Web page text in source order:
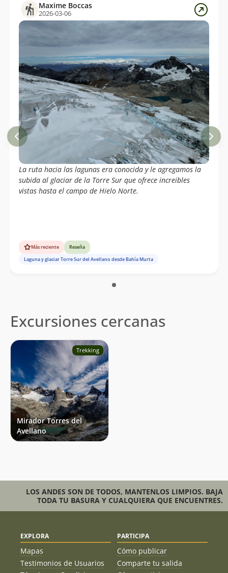
Maxime Boccas
2026-03-06
La ruta hacia las lagunas era conocida y le agregamos la
subida al glaciar de la Torre Sur que ofrece increibles
vistas hasta el campo de Hielo Norte.
Más reciente
Reseña
Laguna y glaciar Torre Sur del Avellano desde Bahía Murta
Excursiones cercanas
Trekking
Mirador Torres del
Avellano
LOS ANDES SON DE TODOS, MANTENLOS LIMPIOS. BAJA
TODA TU BASURA Y CUALQUIERA QUE ENCUENTRES.
EXPLORA
Mapas
Testimonios de Usuarios
PARTICIPA
Cómo publicar
Comparte tu salida